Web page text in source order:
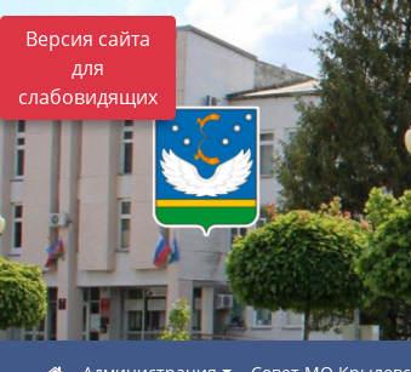
Версия сайта
для
слабовидящих